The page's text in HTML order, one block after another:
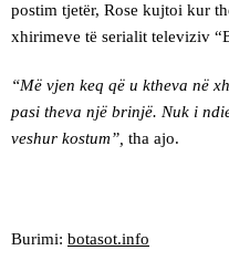
postim tjetër, Rose kujtoi kur
xhirimeve të serialit televiziv
“Më vjen keq që u ktheva në
pasi theva një brinjë. Nuk i
veshur kostum”, tha ajo.
Burimi: botasot.info